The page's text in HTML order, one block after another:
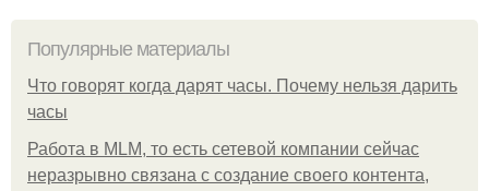
Популярные материалы
Что говорят когда дарят часы. Почему нельзя дарить
часы
Работа в MLM, то есть сетевой компании сейчас
неразрывно связана с создание своего контента,